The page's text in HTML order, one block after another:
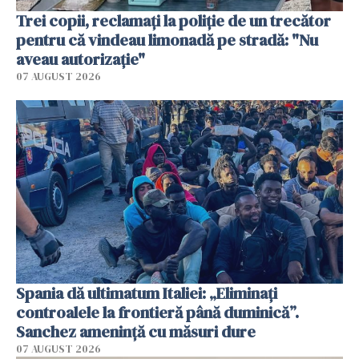
Trei copii, reclamați la poliție de un trecător
pentru că vindeau limonadă pe stradă: "Nu
aveau autorizație"
07 AUGUST 2026
Spania dă ultimatum Italiei: „Eliminați
controalele la frontieră până duminică”.
Sanchez amenință cu măsuri dure
07 AUGUST 2026